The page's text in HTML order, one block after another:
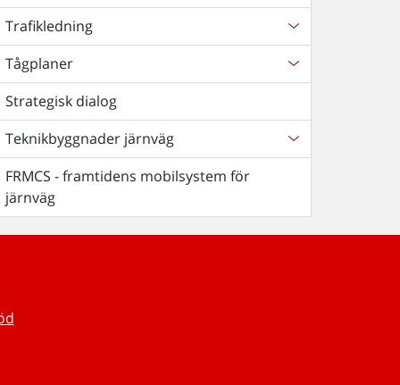
Trafikledning
Tågplaner
Strategisk dialog
Teknikbyggnader järnväg
FRMCS - framtidens mobilsystem för
järnväg